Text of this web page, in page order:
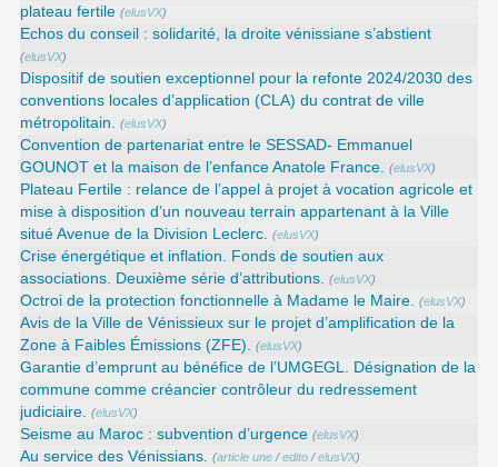
plateau fertile (elusVX)
Echos du conseil : solidarité, la droite vénissiane s’abstient
(elusVX)
Dispositif de soutien exceptionnel pour la refonte 2024/2030 des
conventions locales d’application (CLA) du contrat de ville
métropolitain. (elusVX)
Convention de partenariat entre le SESSAD- Emmanuel
GOUNOT et la maison de l’enfance Anatole France. (elusVX)
Plateau Fertile : relance de l’appel à projet à vocation agricole et
mise à disposition d’un nouveau terrain appartenant à la Ville
situé Avenue de la Division Leclerc. (elusVX)
Crise énergétique et inflation. Fonds de soutien aux
associations. Deuxième série d’attributions. (elusVX)
Octroi de la protection fonctionnelle à Madame le Maire. (elusVX)
Avis de la Ville de Vénissieux sur le projet d’amplification de la
Zone à Faibles Émissions (ZFE). (elusVX)
Garantie d’emprunt au bénéfice de l’UMGEGL. Désignation de la
commune comme créancier contrôleur du redressement
judiciaire. (elusVX)
Seisme au Maroc : subvention d’urgence (elusVX)
Au service des Vénissians. (article une /edito /elusVX)